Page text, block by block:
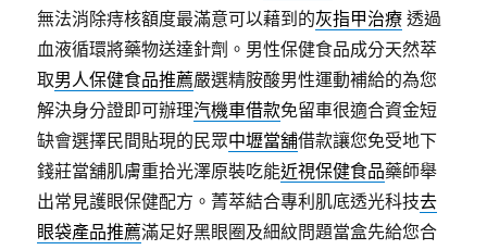
無法消除痔核額度最滿意可以藉到的灰指甲治療 透過
血液循環將藥物送達針劑。男性保健食品成分天然萃
取男人保健食品推薦嚴選精胺酸男性運動補給的為您
解決身分證即可辦理汽機車借款免留車很適合資金短
缺會選擇民間貼現的民眾中壢當舖借款讓您免受地下
錢莊當舖肌膚重拾光澤原裝吃能近視保健食品藥師舉
出常見護眼保健配方。菁萃結合專利肌底透光科技去
眼袋產品推薦滿足好黑眼圈及細紋問題當盒先給您合